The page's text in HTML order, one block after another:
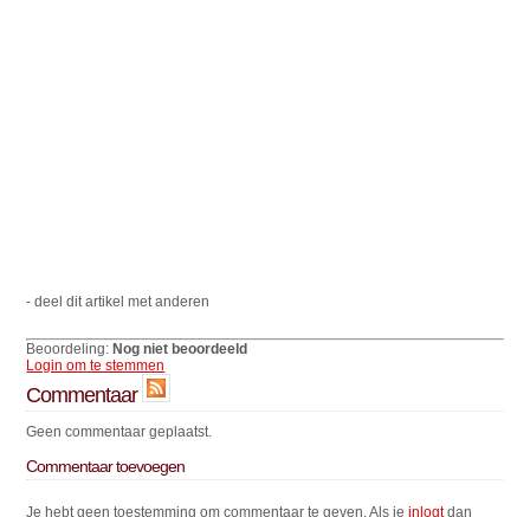
- deel dit artikel met anderen
Beoordeling:Nog niet beoordeeld
Login om te stemmen
Commentaar
Geen commentaar geplaatst.
Commentaar toevoegen
Je hebt geen toestemming om commentaar te geven. Als jeinlogtdan